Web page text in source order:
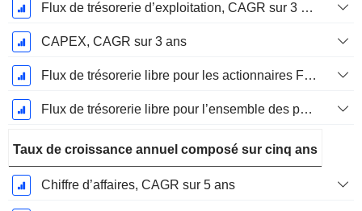
Flux de trésorerie d’exploitation, CAGR sur 3 ans
CAPEX, CAGR sur 3 ans
Flux de trésorerie libre pour les actionnaires FCFE, CAGR sur 3 ans
Flux de trésorerie libre pour l’ensemble des pourvoyeurs de fonds (créanciers et actionnaires) FCFF, CAGR sur 3 ans
Taux de croissance annuel composé sur cinq ans
Chiffre d’affaires, CAGR sur 5 ans